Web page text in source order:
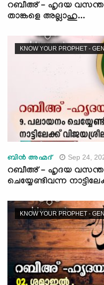
റബീഅ് - ഹൃദയ വസന്തം
താങ്കളെ അല്ലാഹു...
KNOW YOUR PROPHET -
ബിന്‍ അഹ്മദ് Sep 24,
റബീഅ് - ഹൃദയ
ചെയ്യേണ്ടിവന്ന
KNOW YOUR PROPHET -